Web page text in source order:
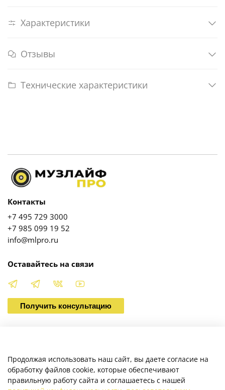
Характеристики
Отзывы
Технические характеристики
О магазине
Клиентам
Контакты
+7 495 729 3000
+7 985 099 19 52
info@mlpro.ru
Оставайтесь на связи
Получить консультацию
Продолжая использовать наш сайт, вы даете согласие на
обработку файлов cookie, которые обеспечивают
правильную работу сайта и соглашаетесь с нашей